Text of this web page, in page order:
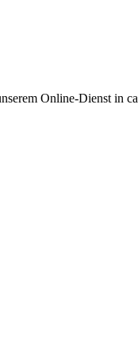
Online-Dienst in